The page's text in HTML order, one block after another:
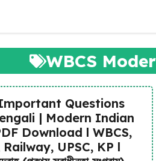
WBCS
Questions
| Modern Indian
Download l WBCS,
Railway, UPSC, KP l